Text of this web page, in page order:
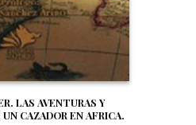
LAS AVENTURAS Y
CAZADOR EN AFRICA.